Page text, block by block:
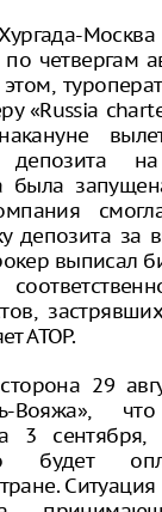
четвергам
«Russia
депозита
была
депозита за
выписал
АТОР.
29
Вояжа»,
3
будет
Ситуация